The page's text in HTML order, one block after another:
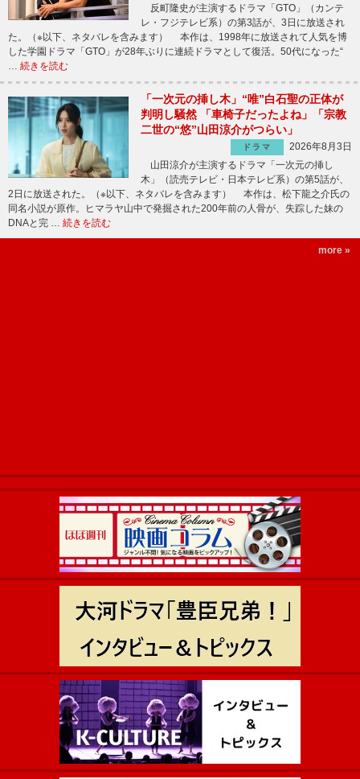
反町隆史が主演するドラマ「GTO」（カンテ
レ・フジテレビ系）の第3話が、3日に放送され
た。（※以下、ネタバレを含みます） 本作は、1998年に放送されて人気を博
した学園ドラマ「GTO」が28年ぶりに連続ドラマとして復活。50代になった“
続きを読む
「一次元の挿し木」“唯”白石聖の正体が
判明し騒然 「車椅子だったよね」「宗教
二世の“悠”山田涼介がつらい」
ドラマ
2026年8月3日
山田涼介が主演するドラマ「一次元の挿し
木」（読売テレビ・日本テレビ系）の第5話が、
2日に放送された。（※以下、ネタバレを含みます） 本作は、松下龍之介氏の
同名小説が原作。ヒマラヤ山中で発掘された200年前の人骨が、失踪した妹の
DNAと完 … 続きを読む
more »